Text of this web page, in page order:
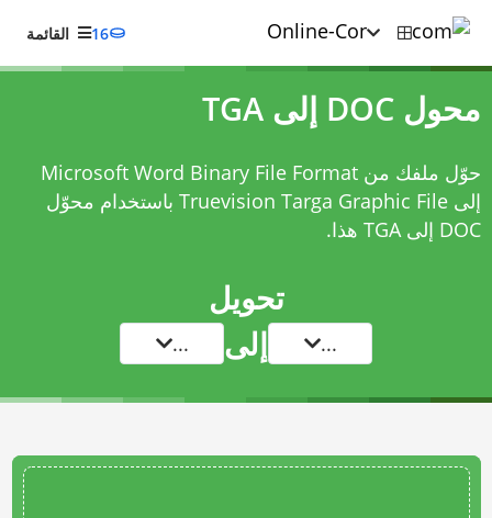
16 القائمة
محول DOC إلى TGA
حوّل ملفك من Microsoft Word Binary File Format
إلى Truevision Targa Graphic File باستخدام
محوّل
DOC إلى TGA
هذا.
تحويل
... إلى ...